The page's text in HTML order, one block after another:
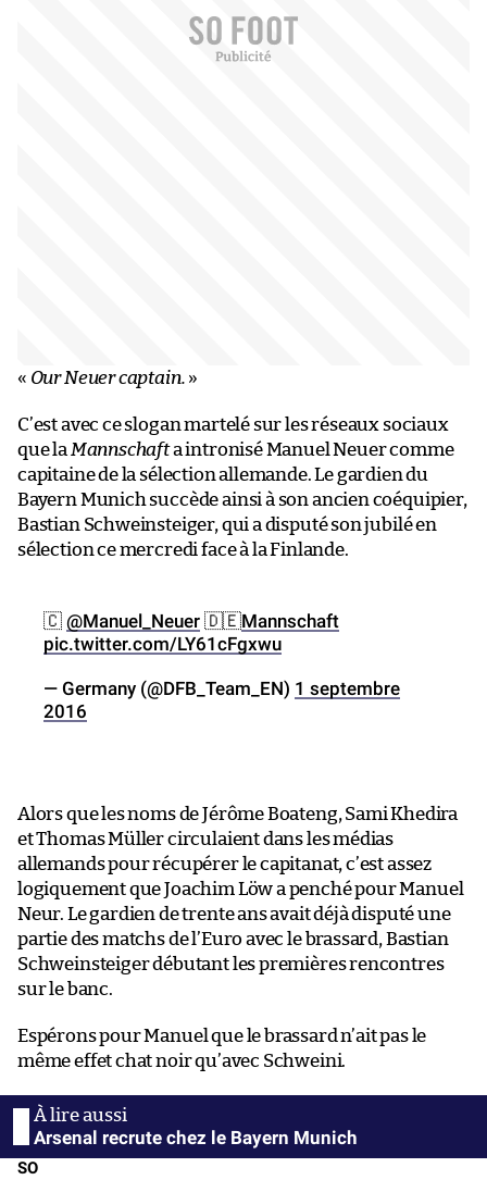
« Our Neuer captain. »
C’est avec ce slogan martelé sur les réseaux sociaux
que la Mannschafta intronisé Manuel Neuer comme
capitaine de la sélection allemande. Le gardien du
Bayern Munich succède ainsi à son ancien coéquipier,
Bastian Schweinsteiger, qui a disputé son jubilé en
sélection ce mercredi face à la Finlande.
🇨️ @Manuel_Neuer 🇩🇪Mannschaft
pic.twitter.com/LY61cFgxwu
— Germany (@DFB_Team_EN) 1 septembre
2016
Alors que les noms de Jérôme Boateng, Sami Khedira
et Thomas Müller circulaient dans les médias
allemands pour récupérer le capitanat, c’est assez
logiquement que Joachim Löw a penché pour Manuel
Neur. Le gardien de trente ans avait déjà disputé une
partie des matchs de l’Euro avec le brassard, Bastian
Schweinsteiger débutant les premières rencontres
sur le banc.
Espérons pour Manuel que le brassard n’ait pas le
même effet chat noir qu’avec Schweini.
Arsenal recrute chez le Bayern Munich
SO